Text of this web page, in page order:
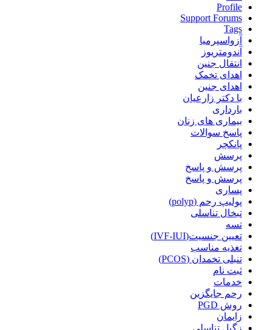
Profile
Support Forums
Tags
آزواسپرمیا
آندومتریوز
انتقال جنین
اهدای تخمک
اهدای جنین
با دکتر زارعیان
بارداری
بیماری های زنان
پاسخ سوالات
پانکچر
پرسش
پرسش و پاسخ
پرسش و پاسخ
پساری
پولیپ رحم (polyp)
تبخال تناسلی
تسه
تعیین جنسیت(IVF-IUI)
تغذیه مناسب
تنبلی تخمدان (PCOS)
ثبت نام
خدمات
رحم جایگزین
روش PGD
زایمان
زگیل تناسلی